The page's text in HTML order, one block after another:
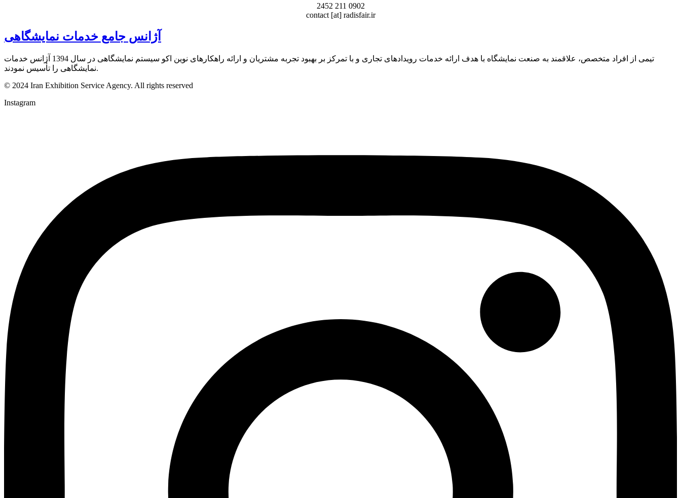
2452 211 0902
contact [at] radisfair.ir
آژانس جامع خدمات نمایشگاهی
تیمی از افراد متخصص، علاقمند به صنعت نمایشگاه‌ با هدف ارائه خدمات رویدادهای تجاری و با تمرکز بر بهبود تجربه مشتریان و ارائه راهکارهای نوین اکو سیستم نمایشگاهی در سال 1394 آژانس خدمات
نمایشگاهی را تأسیس نمودند.
© 2024 Iran Exhibition Service Agency. All rights reserved
Instagram